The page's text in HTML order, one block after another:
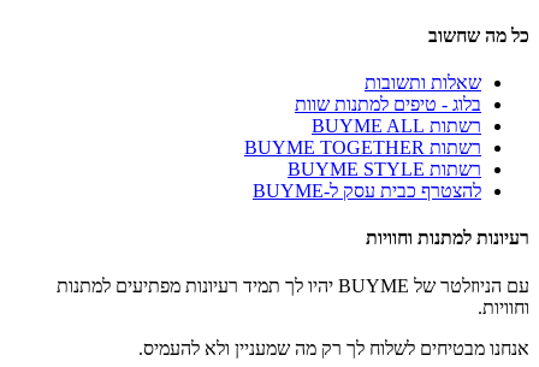
כל מה שחשוב
שאלות ותשובות
בלוג - טיפים למתנות שוות
רשתות BUYME ALL
רשתות BUYME TOGETHER
רשתות BUYME STYLE
להצטרף כבית עסק ל-BUYME
רעיונות למתנות וחוויות
עם הניוזלטר של BUYME יהיו לך תמיד רעיונות מפתיעים למתנות
וחוויות.
אנחנו מבטיחים לשלוח לך רק מה שמעניין ולא להעמיס.